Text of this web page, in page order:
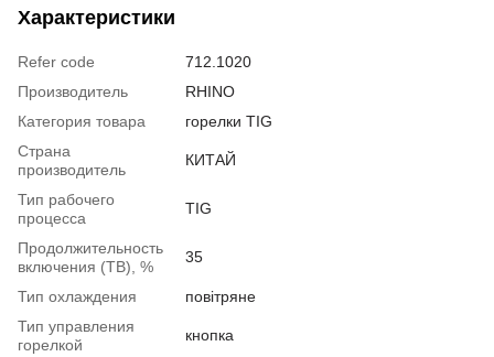
Характеристики
Refer code
712.1020
Производитель
RHINO
Категория товара
горелки TIG
Страна
производитель
КИТАЙ
Тип рабочего
процесса
TIG
Продолжительность
включения (ТВ), %
35
Тип охлаждения
повітряне
Тип управления
горелкой
кнопка